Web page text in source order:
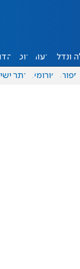
ונדל"ן דעות אוכל
ספורט פורומים אתר